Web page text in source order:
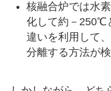
核融合炉では水
化して約－250℃
違いを利用して
分離する方法が